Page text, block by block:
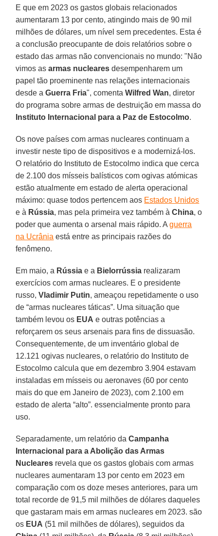
E que em 2023 os gastos globais relacionados
aumentaram 13 por cento, atingindo mais de 90 mil
milhões de dólares, um nível sem precedentes. Esta é
a conclusão preocupante de dois relatórios sobre o
estado das armas não convencionais no mundo: "Não
vimos asarmas nucleares desempenharem um
papel tão proeminente nas relações internacionais
desde aGuerra Fria", comentaWilfred Wan, diretor
do programa sobre armas de destruição em massa do
Instituto Internacional para a Paz de Estocolmo.
Os nove países com armas nucleares continuam a
investir neste tipo de dispositivos e a modernizá-los.
O relatório do Instituto de Estocolmo indica que cerca
de 2.100 dos mísseis balísticos com ogivas atómicas
estão atualmente em estado de alerta operacional
máximo: quase todos pertencem aos Estados Unidos
e à Rússia, mas pela primeira vez também àChina, o
poder que aumenta o arsenal mais rápido. Aguerra
na Ucrânia está entre as principais razões do
fenômeno.
Em maio, a Rússia e a Bielorrússia realizaram
exercícios com armas nucleares. E o presidente
russo,Vladimir Putin, ameaçou repetidamente o uso
de “armas nucleares táticas”. Uma situação que
também levou os EUA e outras potências a
reforçarem os seus arsenais para fins de dissuasão.
Consequentemente, de um inventário global de
12.121 ogivas nucleares, o relatório do Instituto de
Estocolmo calcula que em dezembro 3.904 estavam
instaladas em mísseis ou aeronaves (60 por cento
mais do que em Janeiro de 2023), com 2.100 em
estado de alerta “alto”. essencialmente pronto para
uso.
Separadamente, um relatório daCampanha
Internacional para a Abolição das Armas
Nucleares revela que os gastos globais com armas
nucleares aumentaram 13 por cento em 2023 em
comparação com os doze meses anteriores, para um
total recorde de 91,5 mil milhões de dólares daqueles
que gastaram mais em armas nucleares em 2023. são
os EUA (51 mil milhões de dólares), seguidos da